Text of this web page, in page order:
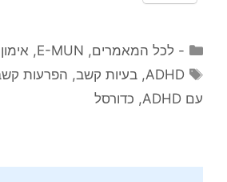
קטגוריות
- לכל המאמרים,
E-MUN
,
תגיות
ADHD
,בעיות קשב, הפרעות קשב
עם ADHD
, כדורסל